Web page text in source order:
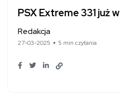
PSX Extreme 331 już
Redakcja
27-03-2025 5 min czytania